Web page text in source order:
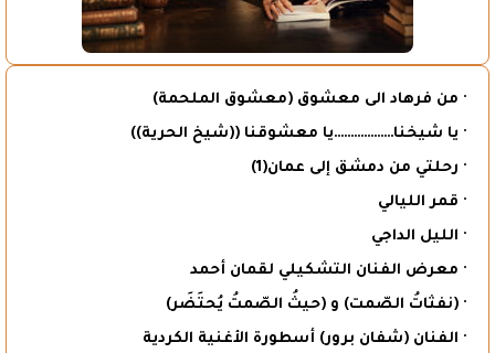
· من فرهاد الى معشوق (معشوق الملحمة)
· يا شيخنا………………يا معشوقنا ((شيخ الحرية))
· رحلتي من دمشق إلى عمان(1)
· قمر الليالي
· الليل الداجي
· معرض الفنان التشكيلي لقمان أحمد
· (نفثاتُ الصّمت) و (حيثُ الصّمتُ يُحتَضَر)
· الفنان (شفان برور) أسطورة الأغنية الكردية